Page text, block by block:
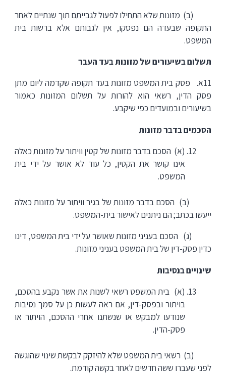
(ב) מזונות שלא התחילו לפעול לגבייתם תוך שנתיים לאחר
התקופה שבעדה הם נפסקו, אין לגבותם אלא ברשות בית
המשפט.
תשלום בשיעורים של מזונות בעד העבר
11א. פסק בית המשפט מזונות בעד תקופה שקדמה ליום מתן
פסק הדין, רשאי הוא להורות על תשלום המזונות כאמור
בשיעורים ובמועדים כפי שיקבע.
הסכמים בדבר מזונות
(א) הסכם בדבר מזונות של קטין וויתור על מזונות כאלה
אינו קושר את הקטין, כל עוד לא אושר על ידי בית
המשפט.
(ב) הסכם בדבר מזונות של בגיר וויתור על מזונות כאלה
ייעשו בכתב; הם ניתנים לאישור בית-המשפט.
(ג) הסכם בעניני מזונות שאושר על ידי בית המשפט, דינו
כדין פסק-דין של בית המשפט בעניני מזונות.
שינויים בנסיבות
(א) בית המשפט רשאי לשנות את אשר נקבע בהסכם,
בויתור ובפסק-דין, אם ראה לעשות כן על סמך נסיבות
שנודעו למבקש או שנשתנו אחרי ההסכם, הויתור או
פסק-הדין.
(ב) רשאי בית המשפט שלא להיזקק לבקשת שינוי שהוגשה
לפני שעברו ששה חדשים לאחר בקשה קודמת.